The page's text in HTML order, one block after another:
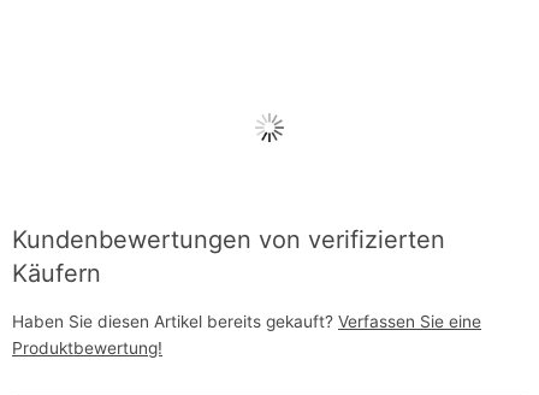
Kundenbewertungen von verifizierten
Käufern
Haben Sie diesen Artikel bereits gekauft? Verfassen Sie eine
Produktbewertung!